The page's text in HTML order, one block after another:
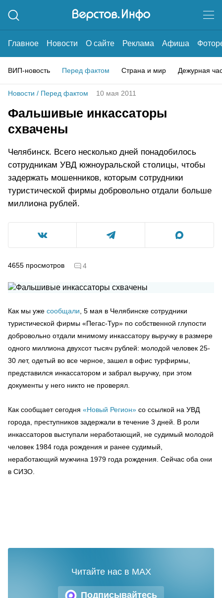
Главное Новости О сайте Реклама Афиша
ВИП-новость Перед фактом Страна и мир Дежурная
Новости / Перед фактом 10 мая 2011
Фальшивые инкассаторы
схвачены
Челябинск. Всего несколько дней понадобилось
сотрудникам УВД южноуральской столицы, чтобы
задержать мошенников, которым сотрудники
туристической фирмы добровольно отдали больше
миллиона рублей.
4655 просмотров 4
Как мы уже сообщали , 5 мая в Челябинске сотрудники
туристической фирмы «Пегас-Тур» по собственной глупости
добровольно отдали мнимому инкассатору выручку в размере
одного миллиона двухсот тысяч рублей: молодой человек 25-
30 лет, одетый во все черное, зашел в офис турфирмы,
представился инкассатором и забрал выручку, при этом
документы у него никто не проверял.
Как сообщает сегодня «Новый Регион» со ссылкой на УВД
города, преступников задержали в течение 3 дней. В роли
инкассаторов выступали неработающий, не судимый молодой
человек 1984 года рождения и ранее судимый,
неработающий мужчина 1979 года рождения. Сейчас оба они
в СИЗО.
Подписывайтесь
Читайте нас в MAX